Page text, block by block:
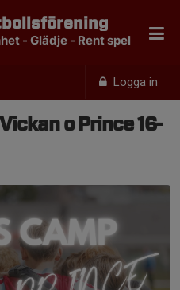
Logga in
- Glädje - Rent spel
o Prince 16-